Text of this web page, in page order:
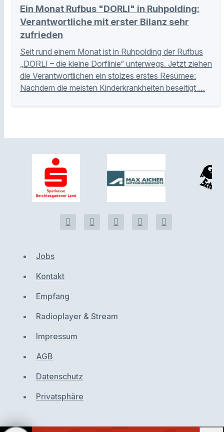
Ein Monat Rufbus "DORLI" in Ruhpolding:
Verantwortliche mit erster Bilanz sehr
zufrieden
Seit rund einem Monat ist in Ruhpolding der Rufbus
„DORLI – die kleine Dorflinie“ unterwegs. Jetzt ziehen
die Verantwortlichen ein stolzes erstes Resümee:
Nachdem die meisten Kinderkrankheiten beseitigt …
Jobs
Kontakt
Empfang
Radioplayer & Stream
Impressum
AGB
Datenschutz
Privatsphäre